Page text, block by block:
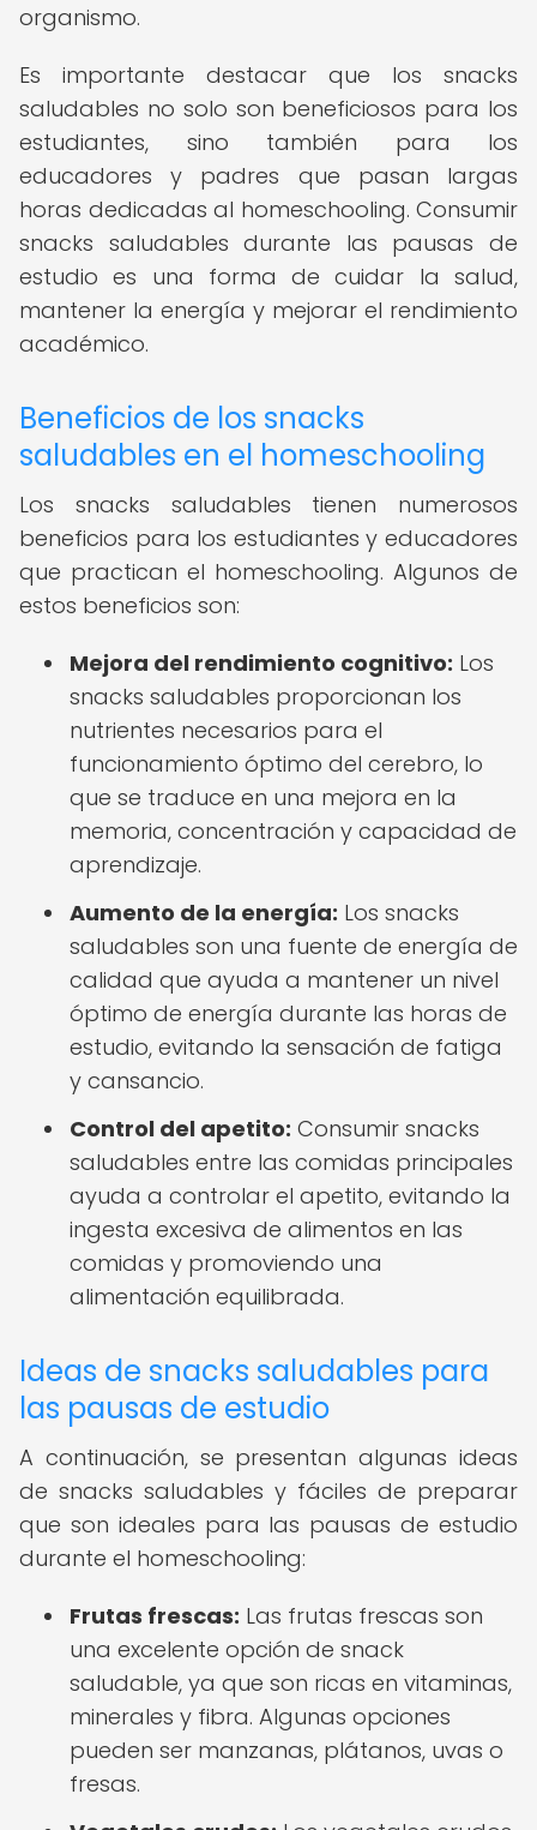
organismo.
Es importante destacar que los snacks
saludables no solo son beneficiosos para los
estudiantes, sino también para los
educadores y padres que pasan largas
horas dedicadas al homeschooling. Consumir
snacks saludables durante las pausas de
estudio es una forma de cuidar la salud,
mantener la energía y mejorar el rendimiento
académico.
Beneficios de los snacks
saludables en el homeschooling
Los snacks saludables tienen numerosos
beneficios para los estudiantes y educadores
que practican el homeschooling. Algunos de
estos beneficios son:
Mejora del rendimiento cognitivo: Los
snacks saludables proporcionan los
nutrientes necesarios para el
funcionamiento óptimo del cerebro, lo
que se traduce en una mejora en la
memoria, concentración y capacidad de
aprendizaje.
Aumento de la energía: Los snacks
saludables son una fuente de energía de
calidad que ayuda a mantener un nivel
óptimo de energía durante las horas de
estudio, evitando la sensación de fatiga
y cansancio.
Control del apetito: Consumir snacks
saludables entre las comidas principales
ayuda a controlar el apetito, evitando la
ingesta excesiva de alimentos en las
comidas y promoviendo una
alimentación equilibrada.
Ideas de snacks saludables para
las pausas de estudio
A continuación, se presentan algunas ideas
de snacks saludables y fáciles de preparar
que son ideales para las pausas de estudio
durante el homeschooling:
Frutas frescas: Las frutas frescas son
una excelente opción de snack
saludable, ya que son ricas en vitaminas,
minerales y fibra. Algunas opciones
pueden ser manzanas, plátanos, uvas o
fresas.